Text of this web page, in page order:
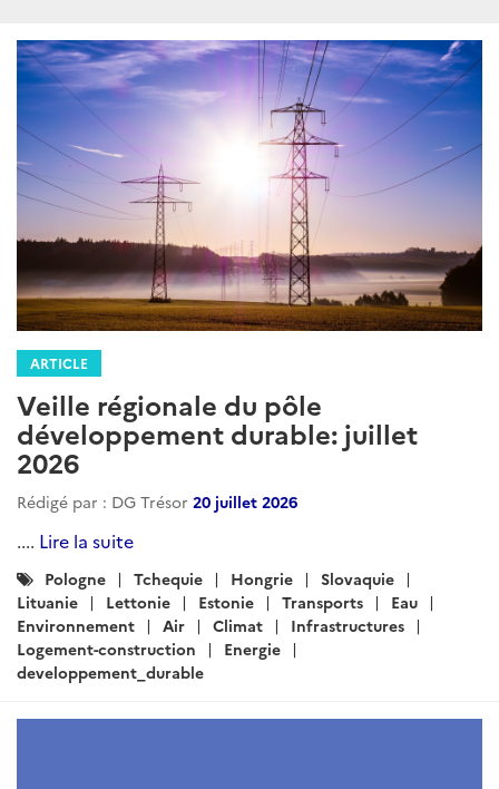
ARTICLE
Veille régionale du pôle
développement durable: juillet
2026
Rédigé par : DG Trésor 20 juillet 2026
.... Lire la suite
Catégories
:
Pologne Tchequie Hongrie
Slovaquie
Lituanie
Lettonie Estonie Transports
Eau
Environnement
Air Climat
Infrastructures
Logement-construction
Energie
developpement_durable